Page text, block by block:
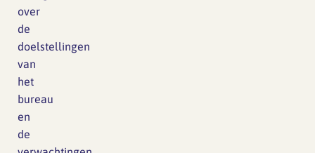
over
de
doelstellingen
van
het
bureau
en
de